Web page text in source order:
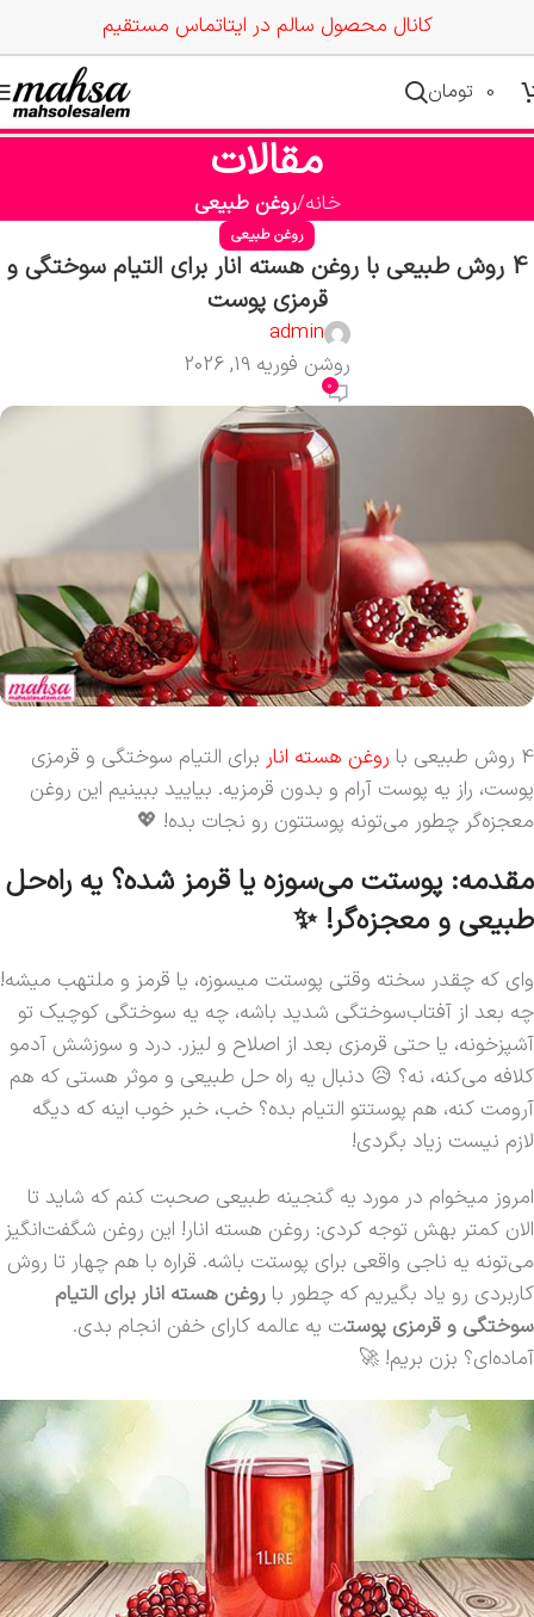
کانال محصول سالم در ایتاتماس مستقیم
0 تومان
مقالات
خانه روغن طبیعی
روغن طبیعی
4 روش طبیعی با روغن هسته انار برای التیام سوختگی‌ و
قرمزی‌ پوست
admin
روشن فوریه 19, 2026
0
4 روش طبیعی با روغن هسته انار برای التیام سوختگی‌ و قرمزی‌
پوست، راز یه پوست آرام و بدون قرمزیه. بیایید ببینیم این روغن
معجزه‌گر چطور می‌تونه پوستتون رو نجات بده! 💖
مقدمه: پوستت می‌سوزه یا قرمز شده؟ یه راه‌حل
طبیعی و معجزه‌گر! ✨
وای که چقدر سخته وقتی پوستت میسوزه، یا قرمز و ملتهب میشه!
چه بعد از آفتاب‌سوختگی شدید باشه، چه یه سوختگی کوچیک تو
آشپزخونه، یا حتی قرمزی بعد از اصلاح و لیزر. درد و سوزشش آدمو
کلافه می‌کنه، نه؟ 😥 دنبال یه راه حل طبیعی و موثر هستی که هم
آرومت کنه، هم پوستتو التیام بده؟ خب، خبر خوب اینه که دیگه
لازم نیست زیاد بگردی!
امروز میخوام در مورد یه گنجینه طبیعی صحبت کنم که شاید تا
الان کمتر بهش توجه کردی: روغن هسته انار! این روغن شگفت‌انگیز
می‌تونه یه ناجی واقعی برای پوستت باشه. قراره با هم چهار تا روش
کاربردی رو یاد بگیریم که چطور باروغن هسته انار برای التیام
سوختگی‌ و قرمزی‌ پوستت یه عالمه کارای خفن انجام بدی.
آماده‌ای؟ بزن بریم! 🚀